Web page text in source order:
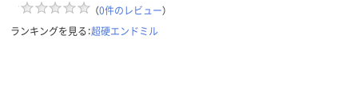
（0件のレビュー）
ランキングを見る：超硬エンドミル